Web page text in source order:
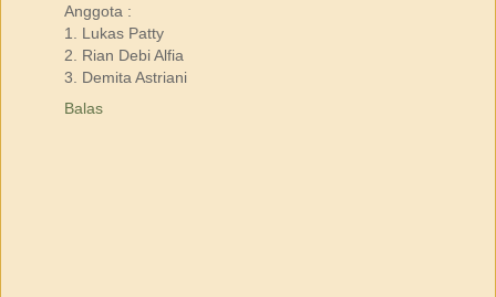
Anggota :
1. Lukas Patty
2. Rian Debi Alfia
3. Demita Astriani
Balas